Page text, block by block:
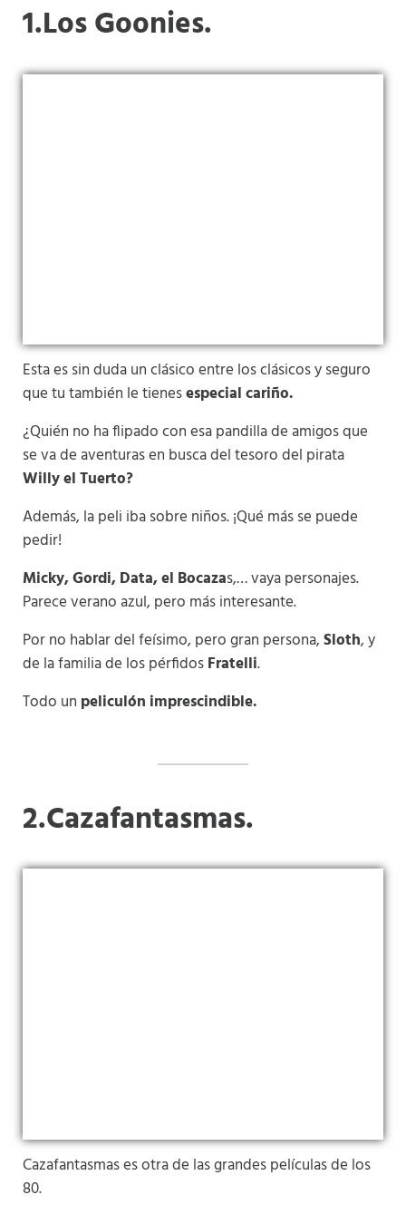
1.Los Goonies.
Esta es sin duda un clásico entre los clásicos y seguro
que tu también le tienesespecial cariño.
¿Quién no ha flipado con esa pandilla de amigos que
se va de aventuras en busca del tesoro del pirata
Willy el Tuerto?
Además, la peli iba sobre niños. ¡Qué más se puede
pedir!
Micky, Gordi, Data, el Bocazas,… vaya personajes.
Parece verano azul, pero más interesante.
Por no hablar del feísimo, pero gran persona,Sloth, y
de la familia de los pérfidosFratelli.
Todo un peliculón imprescindible.
2.Cazafantasmas.
Cazafantasmas es otra de las grandes películas de los
80.